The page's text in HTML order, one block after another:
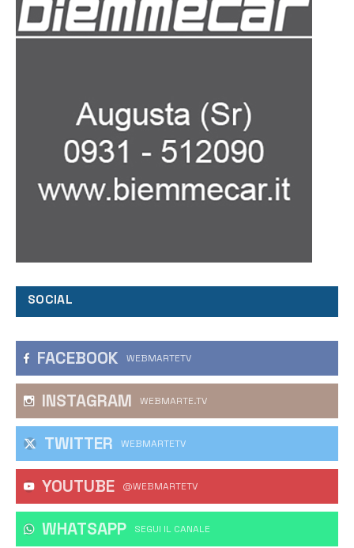
SOCIAL
FACEBOOK WEBMARTETV
INSTAGRAM WEBMARTE.TV
TWITTER WEBMARTETV
YOUTUBE @WEBMARTETV
WHATSAPP ‎SEGUI IL CANALE